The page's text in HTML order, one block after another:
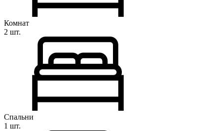
Комнат
2 шт.
Спальни
1 шт.